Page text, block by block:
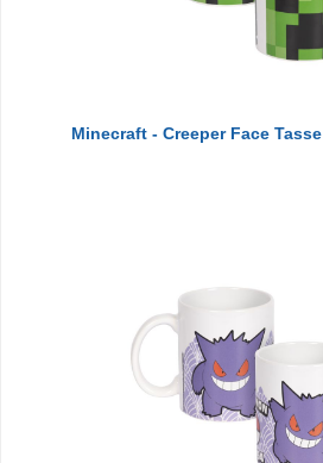
Minecraft - Creeper Face Tasse